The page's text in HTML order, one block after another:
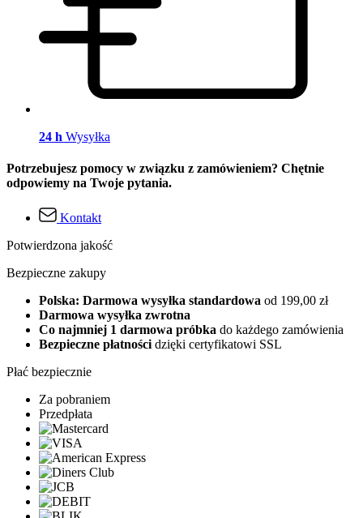
24 h Wysyłka
Potrzebujesz pomocy w związku z zamówieniem? Chętnie
odpowiemy na Twoje pytania.
Kontakt
Potwierdzona jakość
Bezpieczne zakupy
Polska: Darmowa wysyłka standardowa od 199,00 zł
Darmowa wysyłka zwrotna
Co najmniej 1 darmowa próbka do każdego zamówienia
Bezpieczne płatności dzięki certyfikatowi SSL
Płać bezpiecznie
Za pobraniem
Przedpłata